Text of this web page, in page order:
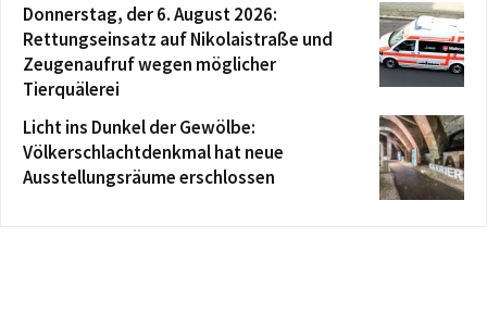
Donnerstag, der 6. August 2026:
Rettungseinsatz auf Nikolaistraße und
Zeugenaufruf wegen möglicher
Tierquälerei
Licht ins Dunkel der Gewölbe:
Völkerschlachtdenkmal hat neue
Ausstellungsräume erschlossen